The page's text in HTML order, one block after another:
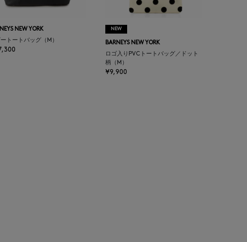
NEW YORK
ートートバッグ（M）
NEW
BARNEYS NEW YORK
ロゴ入りPVCトートバッグ／ドット
柄（M）
¥9,900